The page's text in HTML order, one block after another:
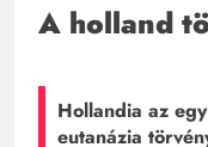
A holland
Hollandia az
eutanázia